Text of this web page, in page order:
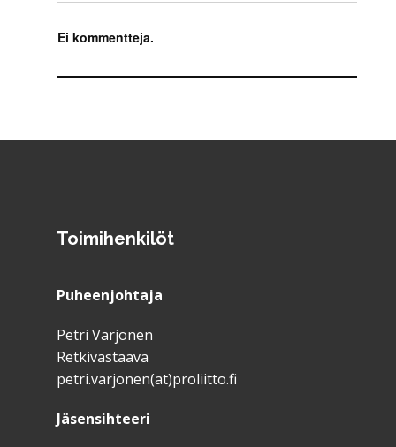
Ei kommentteja.
Toimihenkilöt
Puheenjohtaja
Petri Varjonen
Retkivastaava
petri.varjonen(at)proliitto.fi
Jäsensihteeri